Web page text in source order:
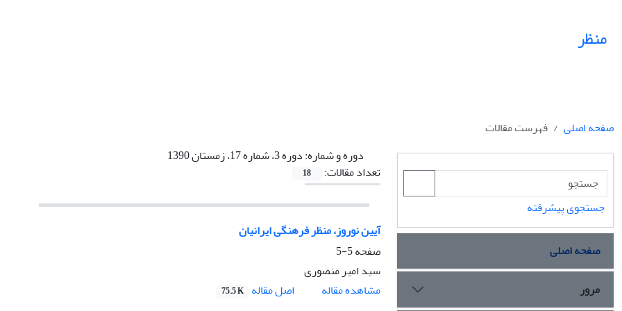
منظر
صفحه اصلی
فهرست مقالات
دوره و شماره:دوره 3، شماره 17، زمستان 1390
تعداد مقالات:
18
آیین نوروز، منظر فرهنگی ایرانیان
صفحه5-5
سید امیر منصوری
مشاهده مقاله
اصل مقاله 75.5 K
جستجوی پیشرفته
صفحه اصلی
مرور